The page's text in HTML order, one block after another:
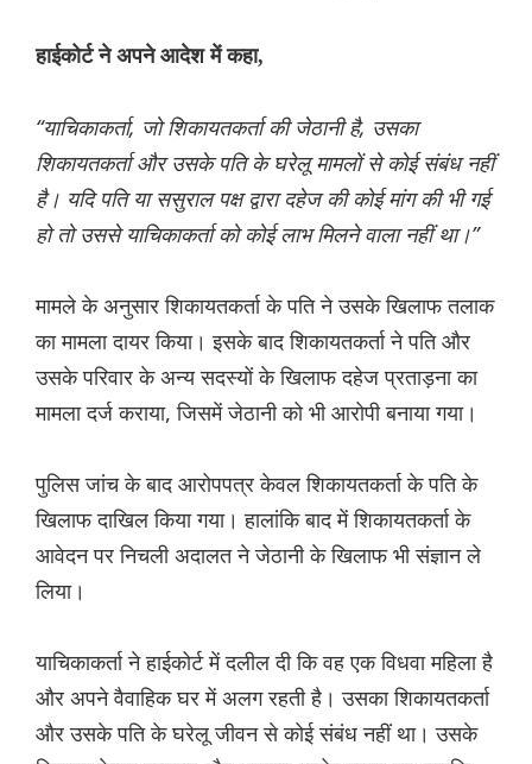
हाईकोर्ट ने अपने आदेश में कहा,
“याचिकाकर्ता, जो शिकायतकर्ता की जेठानी है, उसका
शिकायतकर्ता और उसके पति के घरेलू मामलों से कोई संबंध नहीं
है। यदि पति या ससुराल पक्ष द्वारा दहेज की कोई मांग की भी गई
हो तो उससे याचिकाकर्ता को कोई लाभ मिलने वाला नहीं था।”
मामले के अनुसार शिकायतकर्ता के पति ने उसके खिलाफ तलाक
का मामला दायर किया। इसके बाद शिकायतकर्ता ने पति और
उसके परिवार के अन्य सदस्यों के खिलाफ दहेज प्रताड़ना का
मामला दर्ज कराया, जिसमें जेठानी को भी आरोपी बनाया गया।
पुलिस जांच के बाद आरोपपत्र केवल शिकायतकर्ता के पति के
खिलाफ दाखिल किया गया। हालांकि बाद में शिकायतकर्ता के
आवेदन पर निचली अदालत ने जेठानी के खिलाफ भी संज्ञान ले
लिया।
याचिकाकर्ता ने हाईकोर्ट में दलील दी कि वह एक विधवा महिला है
और अपने वैवाहिक घर में अलग रहती है। उसका शिकायतकर्ता
और उसके पति के घरेलू जीवन से कोई संबंध नहीं था। उसके